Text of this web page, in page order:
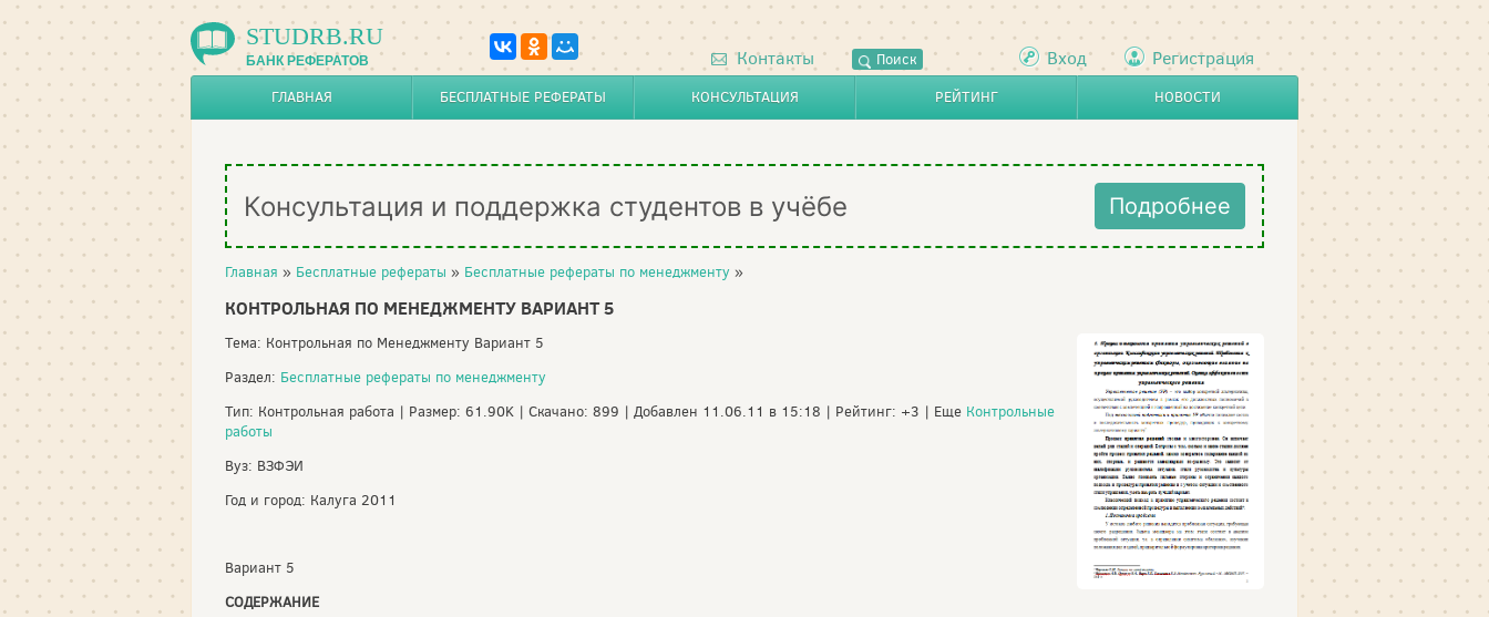
STUDRB.RU
БАНК РЕФЕРАТОВ Контакты Поиск Вход Регистрация
ГЛАВНАЯ БЕСПЛАТНЫЕ РЕФЕРАТЫ КОНСУЛЬТАЦИЯ РЕЙТИНГ НОВОСТИ
Консультация и поддержка студентов в учёбе Подробнее
Главная » Бесплатные рефераты » Бесплатные рефераты по менеджменту »
КОНТРОЛЬНАЯ ПО МЕНЕДЖМЕНТУ ВАРИАНТ 5
Тема: Контрольная по Менеджменту Вариант 5
Раздел: Бесплатные рефераты по менеджменту
Тип: Контрольная работа | Размер: 61.90K | Скачано: 899 | Добавлен 11.06.11 в 15:18 | Рейтинг: +3 | Еще Контрольные
работы
Вуз: ВЗФЭИ
Год и город: Калуга 2011
Вариант 5
СОДЕРЖАНИЕ